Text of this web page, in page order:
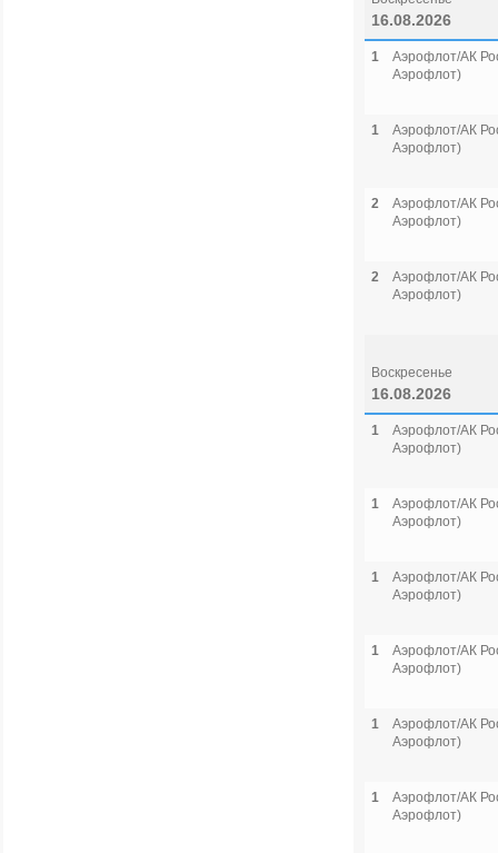
16.08.2026
1
Аэрофлот/АК
Аэрофлот)
1
Аэрофлот/АК
Аэрофлот)
2
Аэрофлот/АК
Аэрофлот)
2
Аэрофлот/АК
Аэрофлот)
Воскресенье
16.08.2026
1
Аэрофлот/АК
Аэрофлот)
1
Аэрофлот/АК
Аэрофлот)
1
Аэрофлот/АК
Аэрофлот)
1
Аэрофлот/АК
Аэрофлот)
1
Аэрофлот/АК
Аэрофлот)
1
Аэрофлот/АК
Аэрофлот)